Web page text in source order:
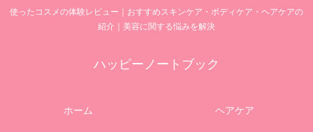
使ったコスメの体験レビュー｜おすすめスキンケア・ボディケア・ヘアケアの
紹介｜美容に関する悩みを解決
ハッピーノートブック
ホーム ヘアケア